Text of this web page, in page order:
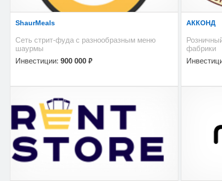
ShaurMeals
Сеть стрит-фуда с разнообразным меню
шаурмы
Инвестиции: 900 000 ₽
АККОНД
фабрики